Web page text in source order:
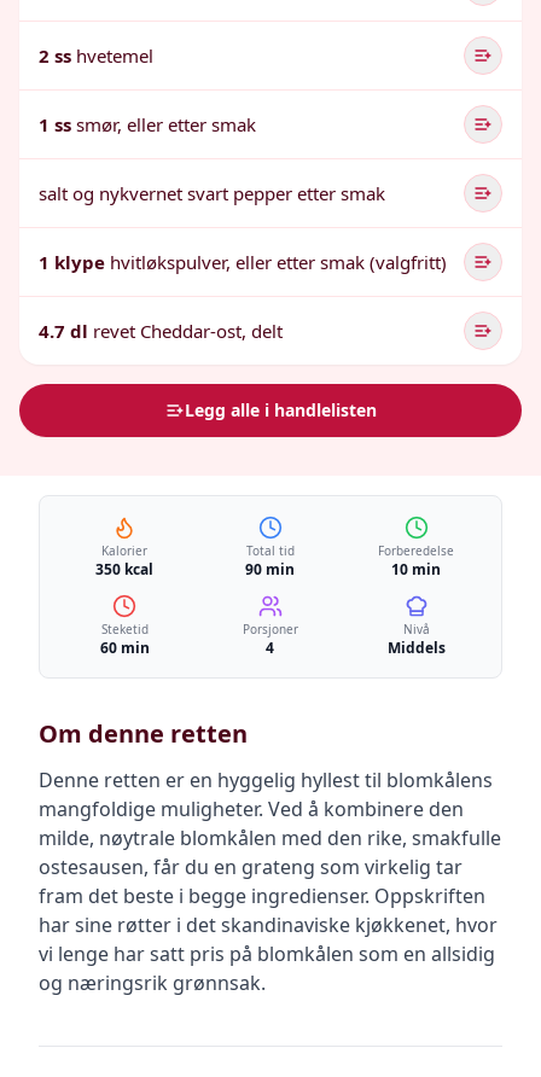
2 ss hvetemel
1 ss smør, eller etter smak
salt og nykvernet svart pepper etter smak
1 klype hvitløkspulver, eller etter smak (valgfritt)
4.7 dl revet Cheddar-ost, delt
Legg alle i handlelisten
Kalorier
350 kcal
Total tid
90 min
Forberedelse
10 min
Steketid
60 min
Porsjoner
4
Nivå
Middels
Om denne retten
Denne retten er en hyggelig hyllest til blomkålens
mangfoldige muligheter. Ved å kombinere den
milde, nøytrale blomkålen med den rike, smakfulle
ostesausen, får du en grateng som virkelig tar
fram det beste i begge ingredienser. Oppskriften
har sine røtter i det skandinaviske kjøkkenet, hvor
vi lenge har satt pris på blomkålen som en allsidig
og næringsrik grønnsak.